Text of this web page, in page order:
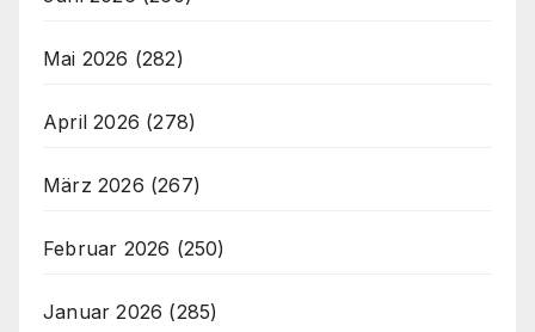
Mai 2026 (282)
April 2026 (278)
März 2026 (267)
Februar 2026 (250)
Januar 2026 (285)